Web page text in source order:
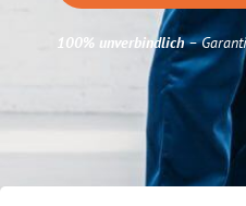
100% unverbindlich–